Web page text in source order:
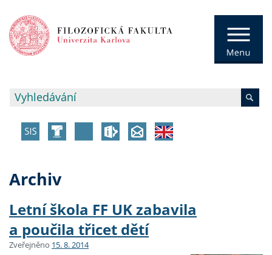
Archiv
Letní škola FF UK zabavila
a poučila třicet dětí
Zveřejněno 15. 8. 2014